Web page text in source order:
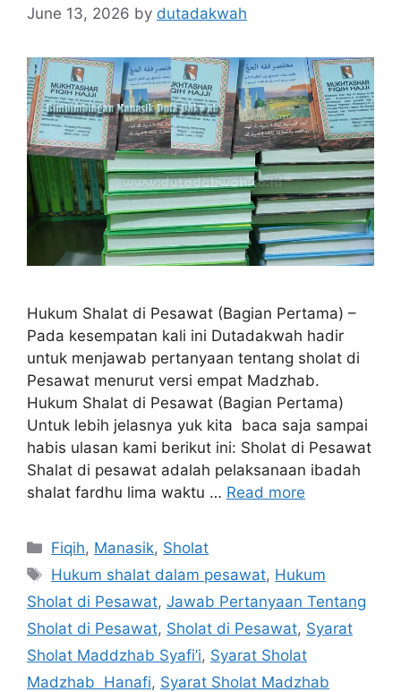
June 13, 2026 by dutadakwah
Hukum Shalat di Pesawat (Bagian Pertama) –
Pada kesempatan kali ini Dutadakwah hadir
untuk menjawab pertanyaan tentang sholat di
Pesawat menurut versi empat Madzhab.
Hukum Shalat di Pesawat (Bagian Pertama)
Untuk lebih jelasnya yuk kita baca saja sampai
habis ulasan kami berikut ini: Sholat di Pesawat
Shalat di pesawat adalah pelaksanaan ibadah
shalat fardhu lima waktu … Read more
Categories
Fiqih, Manasik, Sholat
Tags
Hukum shalat dalam pesawat, Hukum
Sholat di Pesawat, Jawab Pertanyaan Tentang
Sholat di Pesawat, Sholat di Pesawat, Syarat
Sholat Maddzhab Syafi’i, Syarat Sholat
Madzhab Hanafi, Syarat Sholat Madzhab